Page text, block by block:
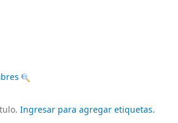
Ingresar para agregar etiquetas.